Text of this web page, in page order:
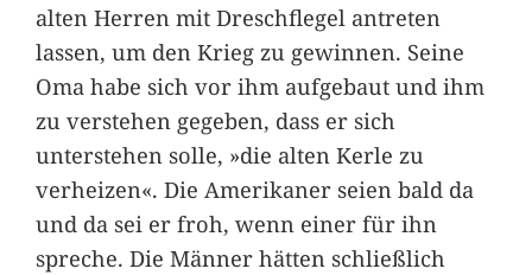
alten Herren mit Dreschflegel antreten
lassen, um den Krieg zu gewinnen. Seine
Oma habe sich vor ihm aufgebaut und ihm
zu verstehen gegeben, dass er sich
unterstehen solle, »die alten Kerle zu
verheizen«. Die Amerikaner seien bald da
und da sei er froh, wenn einer für ihn
spreche. Die Männer hätten schließlich